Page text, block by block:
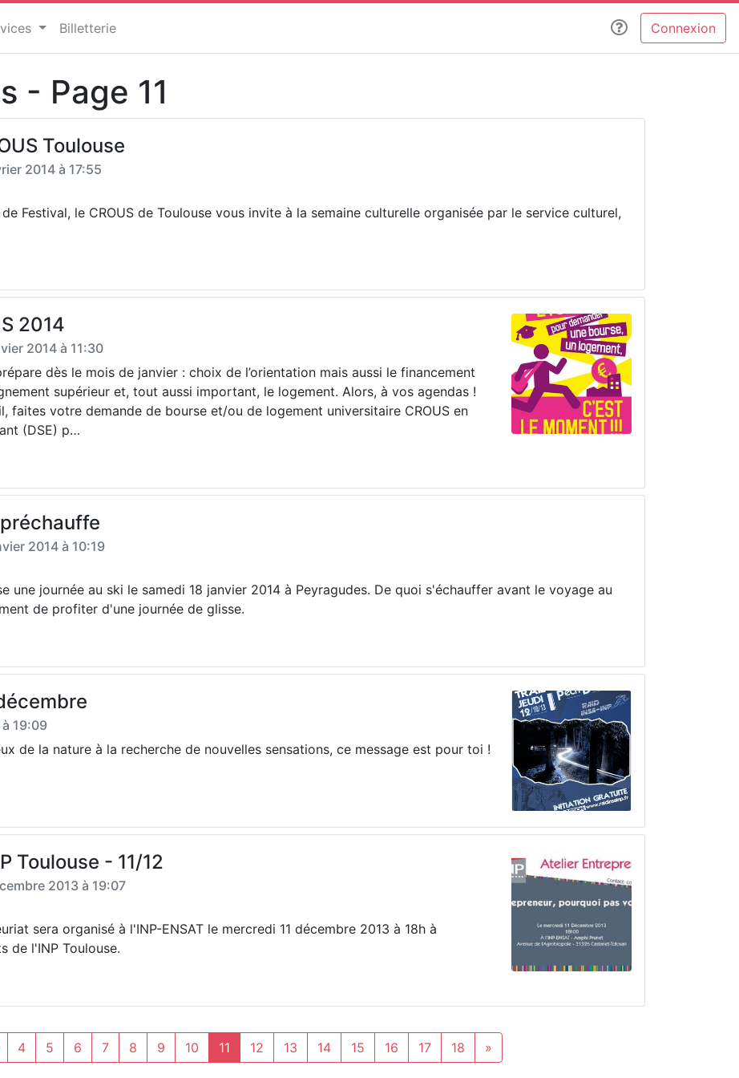
Billetterie Connexion
- Page 11
Toulouse
2014 à 17:55
Festival, le CROUS de Toulouse vous invite à la semaine culturelle organisée par le service culturel,
2014
2014 à 11:30
dès le mois de janvier : choix de l’orientation mais aussi le financement
supérieur et, tout aussi important, le logement. Alors, à vos agendas !
faites votre demande de bourse et/ou de logement universitaire CROUS en
(DSE) p…
2014 à 10:19
une journée au ski le samedi 18 janvier 2014 à Peyragudes. De quoi s'échauffer avant le voyage au
de profiter d'une journée de glisse.
19:09
de la nature à la recherche de nouvelles sensations, ce message est pour toi !
Toulouse - 11/12
2013 à 19:07
sera organisé à l'INP-ENSAT le mercredi 11 décembre 2013 à 18h à
de l'INP Toulouse.
4 5 6 7 8 9 10
11
(current)
12 13 14 15 16 17 18 »